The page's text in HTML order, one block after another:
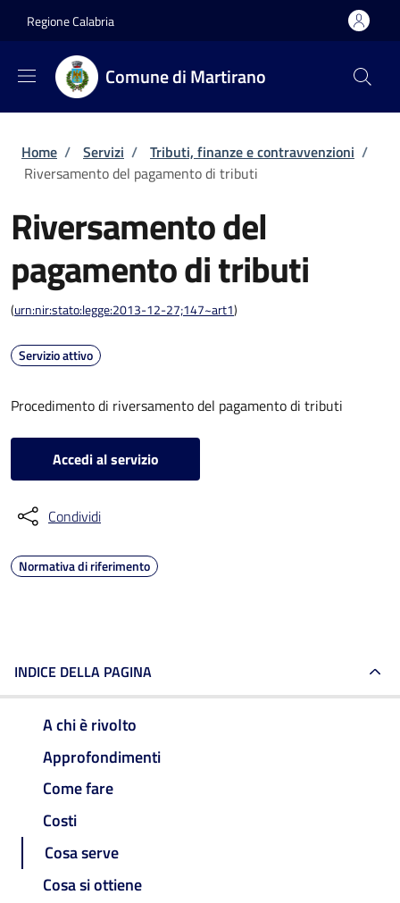
Regione Calabria
Comune di Martirano
Briciole di pane
Home / Servizi / Tributi, finanze e contravvenzioni /
Riversamento del pagamento di tributi
Riversamento del
pagamento di tributi
(urn:nir:stato:legge:2013-12-27;147~art1)
Servizio attivo
Procedimento di riversamento del pagamento di tributi
Accedi al servizio
Condividi
Normativa di riferimento
INDICE DELLA PAGINA
A chi è rivolto
Approfondimenti
Come fare
Costi
Cosa serve
Cosa si ottiene